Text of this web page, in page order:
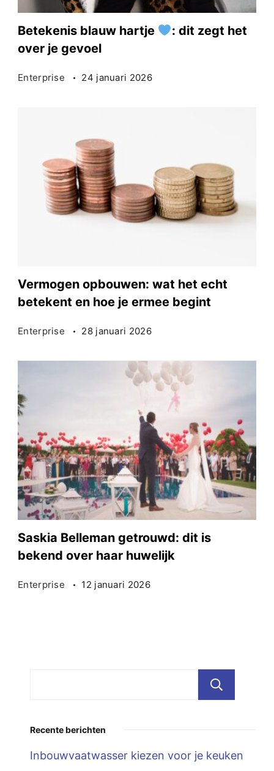
Betekenis blauw hartje
: dit zegt het
over je gevoel
Enterprise 24 januari 2026
Vermogen opbouwen: wat het echt
betekent en hoe je ermee begint
Enterprise 28 januari 2026
Saskia Belleman getrouwd: dit is
bekend over haar huwelijk
Enterprise 12 januari 2026
Recente berichten
Inbouwvaatwasser kiezen voor je keuken